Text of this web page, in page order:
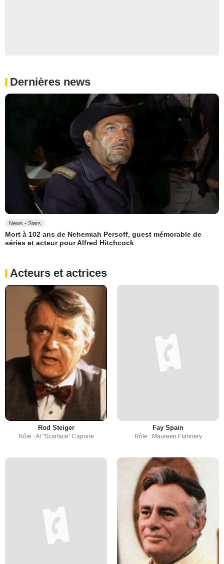
Dernières news
News - Stars
Mort à 102 ans de Nehemiah Persoff, guest mémorable de
séries et acteur pour Alfred Hitchcock
Acteurs et actrices
Rod Steiger
Rôle : Al "Scarface" Capone
Fay Spain
Rôle : Maureen Flannery